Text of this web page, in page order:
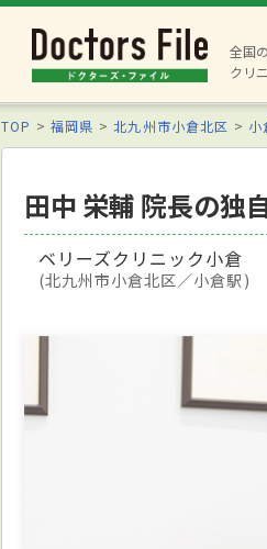
全国
クリ
TOP 福岡県 北九州市小倉北区 小
田中 栄輔 院長の独
ベリーズクリニック小倉
(北九州市小倉北区／小倉駅)